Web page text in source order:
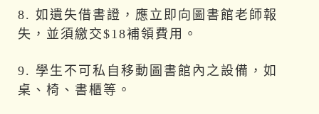
8. 如遺失借書證，應立即向圖書館老師報
失，並須繳交$18補領費用。
9. 學生不可私自移動圖書館內之設備，如
桌、椅、書櫃等。